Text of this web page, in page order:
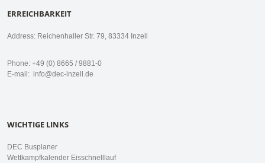
ERREICHBARKEIT
Address: Reichenhaller Str. 79, 83334 Inzell
Phone: +49 (0) 8665 / 9881-0
E-mail: info@dec-inzell.de
WICHTIGE LINKS
DEC Busplaner
Wettkampfkalender Eisschnelllauf